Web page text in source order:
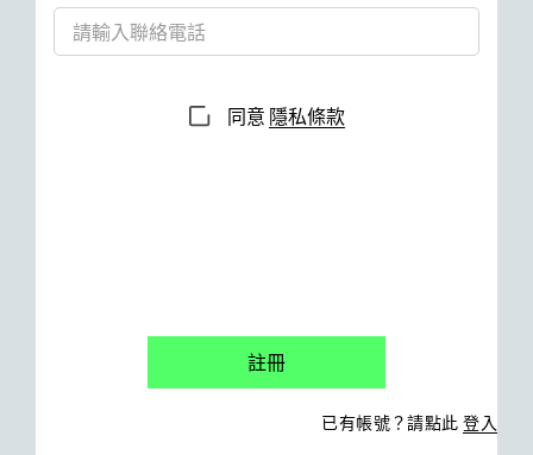
同意 隱私條款
已有帳號？請點此登入